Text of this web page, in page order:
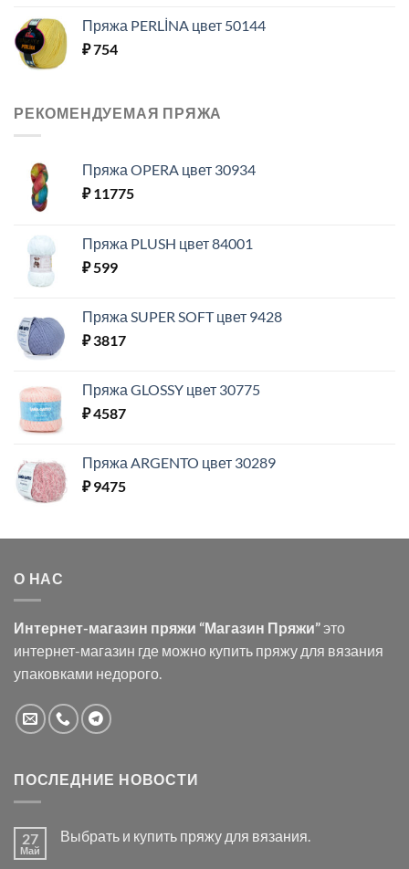
Пряжа PERLİNA цвет 50144
₽754
РЕКОМЕНДУЕМАЯ ПРЯЖА
Пряжа OPERA цвет 30934
₽11775
Пряжа PLUSH цвет 84001
₽599
Пряжа SUPER SOFT цвет 9428
₽3817
Пряжа GLOSSY цвет 30775
₽4587
Пряжа ARGENTO цвет 30289
₽9475
О НАС
Интернет-магазин пряжи “Магазин Пряжи”это
интернет-магазин где можно купить пряжу для вязания
упаковками недорого.
ПОСЛЕДНИЕ НОВОСТИ
27
Май
Выбрать и купить пряжу для вязания.